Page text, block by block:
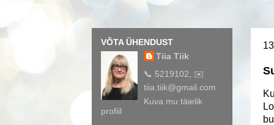
VÕTA ÜHENDUST
Tiia Tiik
📞 5219102, ✉️
tiia.tiik@gmail.com
Kuva mu täielik
profiil